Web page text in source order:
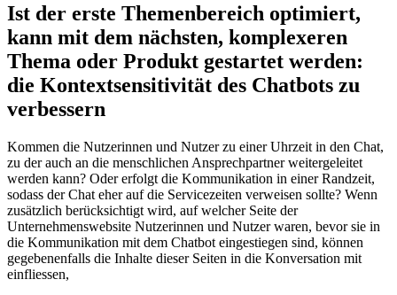
Ist der erste Themenbereich optimiert,
kann mit dem nächsten, komplexeren
Thema oder Produkt gestartet werden:
die Kontextsensitivität des Chatbots zu
verbessern
Kommen die Nutzerinnen und Nutzer zu einer Uhrzeit in den Chat,
zu der auch an die menschlichen Ansprechpartner weitergeleitet
werden kann? Oder erfolgt die Kommunikation in einer Randzeit,
sodass der Chat eher auf die Servicezeiten verweisen sollte? Wenn
zusätzlich berücksichtigt wird, auf welcher Seite der
Unternehmenswebsite Nutzerinnen und Nutzer waren, bevor sie in
die Kommunikation mit dem Chatbot eingestiegen sind, können
gegebenenfalls die Inhalte dieser Seiten in die Konversation mit
einfliessen,